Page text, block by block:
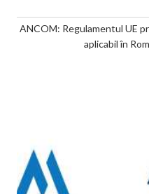
ANCOM: Regulamentul UE
aplicabil în